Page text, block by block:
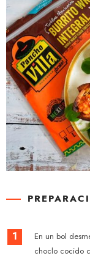
1
En un bol
choclo cocido